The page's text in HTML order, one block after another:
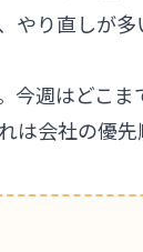
やり直しが
今週はどこ
は会社の優先